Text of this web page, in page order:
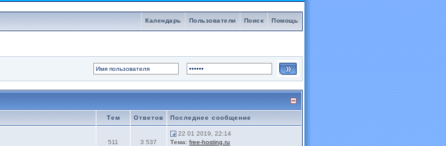
Помощь
Поиск
Пользователи
Календарь
Тем Ответов Последнее сообщение
511 3 537
22 01 2019, 22:14
Тема: free-hosting.ru